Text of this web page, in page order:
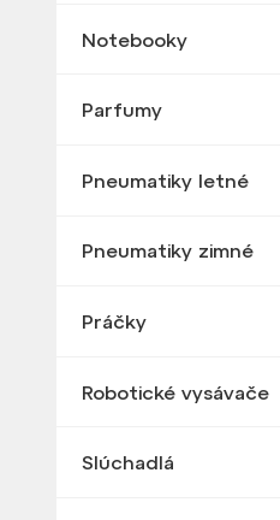
Notebooky
Parfumy
Pneumatiky letné
Pneumatiky zimné
Práčky
Robotické vysávače
Slúchadlá